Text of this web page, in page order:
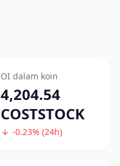
OI dalam koin
4,204.54
COSTSTOCK
-0.23% (24h)